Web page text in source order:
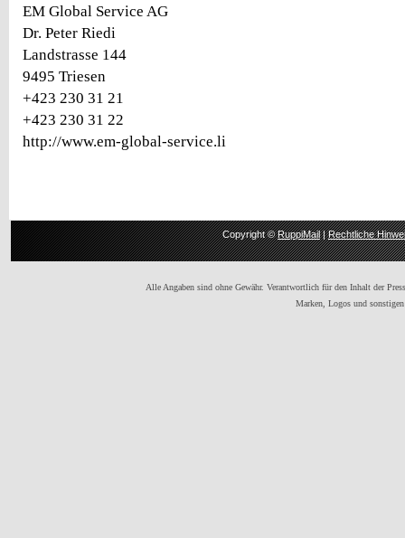
EM Global Service AG
Dr. Peter Riedi
Landstrasse 144
9495 Triesen
+423 230 31 21
+423 230 31 22
http://www.em-global-service.li
Copyright ©RuppiMail|Rechtliche
Alle Angaben sind ohne Gewähr. Verantwortlich für den Inhalt der
Marken, Logos und